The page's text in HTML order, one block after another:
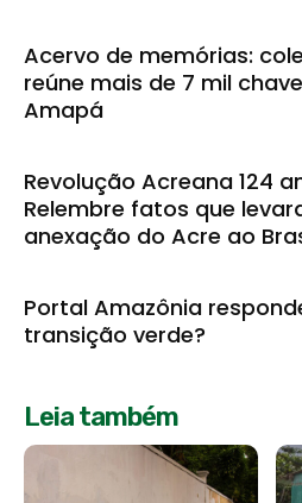
Acervo de memórias:
reúne mais de 7 mil
Amapá
Revolução Acreana 124
Relembre fatos que
anexação do Acre ao
Portal Amazônia
transição verde?
Leia também